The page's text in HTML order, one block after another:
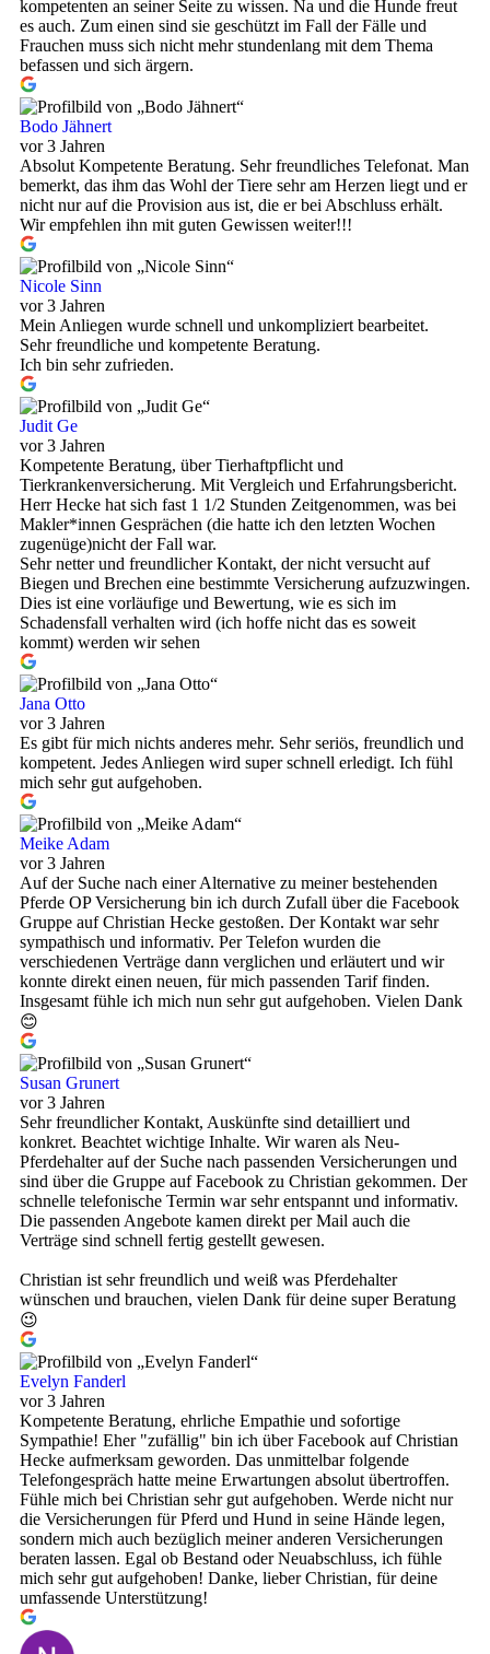
kompetenten an seiner Seite zu wissen. Na und die Hunde freut
es auch. Zum einen sind sie geschützt im Fall der Fälle und
Frauchen muss sich nicht mehr stundenlang mit dem Thema
befassen und sich ärgern.
Bodo Jähnert
vor 3 Jahren
Absolut Kompetente Beratung. Sehr freundliches Telefonat. Man
bemerkt, das ihm das Wohl der Tiere sehr am Herzen liegt und er
nicht nur auf die Provision aus ist, die er bei Abschluss erhält.
Wir empfehlen ihn mit guten Gewissen weiter!!!
Nicole Sinn
vor 3 Jahren
Mein Anliegen wurde schnell und unkompliziert bearbeitet.
Sehr freundliche und kompetente Beratung.
Ich bin sehr zufrieden.
Judit Ge
vor 3 Jahren
Kompetente Beratung, über Tierhaftpflicht und
Tierkrankenversicherung. Mit Vergleich und Erfahrungsbericht.
Herr Hecke hat sich fast 1 1/2 Stunden Zeitgenommen, was bei
Makler*innen Gesprächen (die hatte ich den letzten Wochen
zugenüge)nicht der Fall war.
Sehr netter und freundlicher Kontakt, der nicht versucht auf
Biegen und Brechen eine bestimmte Versicherung aufzuzwingen.
Dies ist eine vorläufige und Bewertung, wie es sich im
Schadensfall verhalten wird (ich hoffe nicht das es soweit
kommt) werden wir sehen
Jana Otto
vor 3 Jahren
Es gibt für mich nichts anderes mehr. Sehr seriös, freundlich und
kompetent. Jedes Anliegen wird super schnell erledigt. Ich fühl
mich sehr gut aufgehoben.
Meike Adam
vor 3 Jahren
Auf der Suche nach einer Alternative zu meiner bestehenden
Pferde OP Versicherung bin ich durch Zufall über die Facebook
Gruppe auf Christian Hecke gestoßen. Der Kontakt war sehr
sympathisch und informativ. Per Telefon wurden die
verschiedenen Verträge dann verglichen und erläutert und wir
konnte direkt einen neuen, für mich passenden Tarif finden.
Insgesamt fühle ich mich nun sehr gut aufgehoben. Vielen Dank
😊
Susan Grunert
vor 3 Jahren
Sehr freundlicher Kontakt, Auskünfte sind detailliert und
konkret. Beachtet wichtige Inhalte. Wir waren als Neu-
Pferdehalter auf der Suche nach passenden Versicherungen und
sind über die Gruppe auf Facebook zu Christian gekommen. Der
schnelle telefonische Termin war sehr entspannt und informativ.
Die passenden Angebote kamen direkt per Mail auch die
Verträge sind schnell fertig gestellt gewesen.
Christian ist sehr freundlich und weiß was Pferdehalter
wünschen und brauchen, vielen Dank für deine super Beratung
😉
Evelyn Fanderl
vor 3 Jahren
Kompetente Beratung, ehrliche Empathie und sofortige
Sympathie! Eher "zufällig" bin ich über Facebook auf Christian
Hecke aufmerksam geworden. Das unmittelbar folgende
Telefongespräch hatte meine Erwartungen absolut übertroffen.
Fühle mich bei Christian sehr gut aufgehoben. Werde nicht nur
die Versicherungen für Pferd und Hund in seine Hände legen,
sondern mich auch bezüglich meiner anderen Versicherungen
beraten lassen. Egal ob Bestand oder Neuabschluss, ich fühle
mich sehr gut aufgehoben! Danke, lieber Christian, für deine
umfassende Unterstützung!